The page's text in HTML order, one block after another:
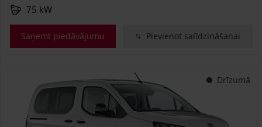
75 kW
Saņemt piedāvājumu Pievienot salīdzināšanai
Drīzumā